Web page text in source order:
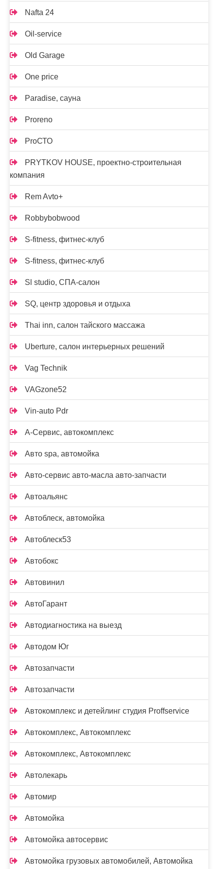
Nafta 24
Oil-service
Old Garage
One price
Paradise, сауна
Proreno
ProСТО
PRYTKOV HOUSE, проектно-строительная
компания
Rem Avto+
Robbybobwood
S-fitness, фитнес-клуб
S-fitness, фитнес-клуб
Sl studio, СПА-салон
SQ, центр здоровья и отдыха
Thai inn, салон тайского массажа
Uberture, салон интерьерных решений
Vag Technik
VAGzone52
Vin-auto Pdr
А-Сервис, автокомплекс
Авто spa, автомойка
Авто-сервис авто-масла авто-запчасти
Автоальянс
Автоблеск, автомойка
Автоблеск53
Автобокс
Автовинил
АвтоГарант
Автодиагностика на выезд
Автодом Юг
Автозапчасти
Автозапчасти
Автокомплекс и детейлинг студия Proffservice
Автокомплекс, Автокомплекс
Автокомплекс, Автокомплекс
Автолекарь
Автомир
Автомойка
Автомойка автосервис
Автомойка грузовых автомобилей, Автомойка